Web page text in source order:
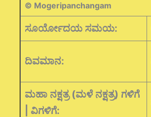
© Mogeripanchangam
ಸೂರ್ಯೋದಯ ಸಮಯ:
ದಿವಮಾನ:
ಮಹಾ ನಕ್ಷತ್ರ (ಮಳೆ ನಕ್ಷತ್ರ) ಗಳಿಗೆ
| ವಿಗಳಿಗೆ: